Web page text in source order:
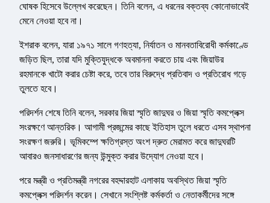
ঘোষক হিসেবে উল্লেখ করেছেন। তিনি বলেন, এ ধরনের বক্তব্য কোনোভাবেই
মেনে নেওয়া হবে না।
ইশরাক বলেন, যারা ১৯৭১ সালে গণহত্যা, নির্যাতন ও মানবতাবিরোধী কর্মকাণ্ডে
জড়িত ছিল, তারা যদি মুক্তিযুদ্ধকে অবমাননা করতে চায় এবং জিয়াউর
রহমানকে খাটো করার চেষ্টা করে, তবে তার বিরুদ্ধে প্রতিবাদ ও প্রতিরোধ গড়ে
তুলতে হবে।
পরিদর্শন শেষে তিনি বলেন, সরকার জিয়া স্মৃতি জাদুঘর ও জিয়া স্মৃতি কমপ্লেক্স
সংরক্ষণে আন্তরিক। আগামী প্রজন্মের কাছে ইতিহাস তুলে ধরতে এসব স্থাপনা
সংরক্ষণ জরুরি। ভূমিকম্পে ক্ষতিগ্রস্ত অংশ দ্রুত মেরামত করে জাদুঘরটি
আবারও জনসাধারণের জন্য উন্মুক্ত করার উদ্যোগ নেওয়া হবে।
পরে মন্ত্রী ও প্রতিমন্ত্রী নগরের বহদ্দারহাট এলাকায় অবস্থিত জিয়া স্মৃতি
কমপ্লেক্স পরিদর্শন করেন। সেখানে সংশ্লিষ্ট কর্মকর্তা ও নেতাকর্মীদের সঙ্গে